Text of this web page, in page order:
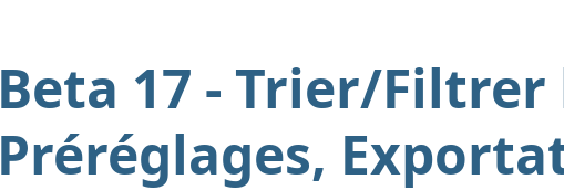
Beta 17 - Trier/Filtrer
Préréglages,